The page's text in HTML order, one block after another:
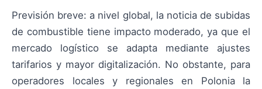
Previsión breve: a nivel global, la noticia de subidas
de combustible tiene impacto moderado, ya que el
mercado logístico se adapta mediante ajustes
tarifarios y mayor digitalización. No obstante, para
operadores locales y regionales en Polonia la